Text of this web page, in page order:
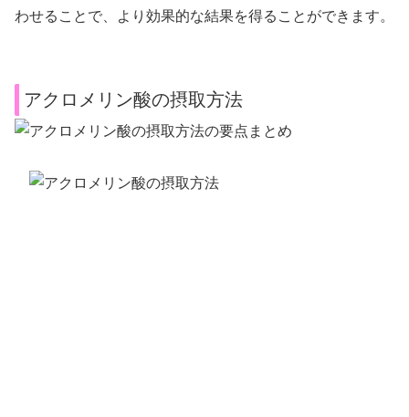
わせることで、より効果的な結果を得ることができます。
アクロメリン酸の摂取方法